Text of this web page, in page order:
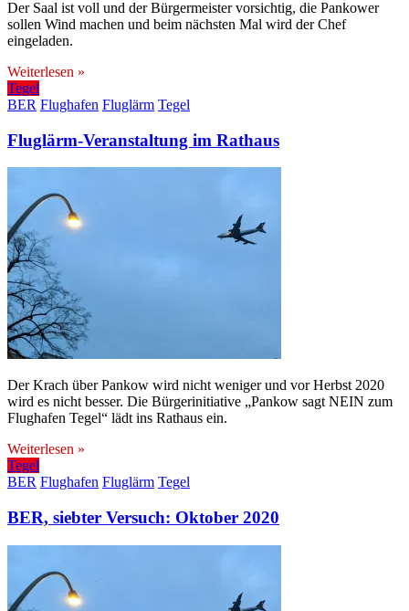
Der Saal ist voll und der Bürgermeister vorsichtig, die Pankower
sollen Wind machen und beim nächsten Mal wird der Chef
eingeladen.
Weiterlesen »
Tegel
BER Flughafen Fluglärm Tegel
Fluglärm-Veranstaltung im Rathaus
Der Krach über Pankow wird nicht weniger und vor Herbst 2020
wird es nicht besser. Die Bürgerinitiative „Pankow sagt NEIN zum
Flughafen Tegel“ lädt ins Rathaus ein.
Weiterlesen »
Tegel
BER Flughafen Fluglärm Tegel
BER, siebter Versuch: Oktober 2020